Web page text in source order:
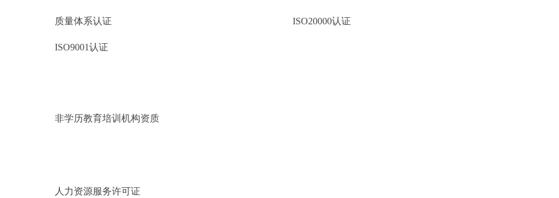
质量体系认证 ISO20000认证
ISO9001认证
非学历教育培训机构资质
人力资源服务许可证